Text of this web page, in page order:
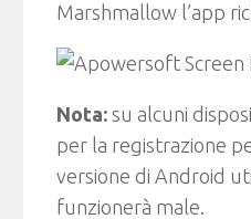
Marshmallow l’app
Nota: su alcuni
per la registrazione
versione di Android
funzionerà male.